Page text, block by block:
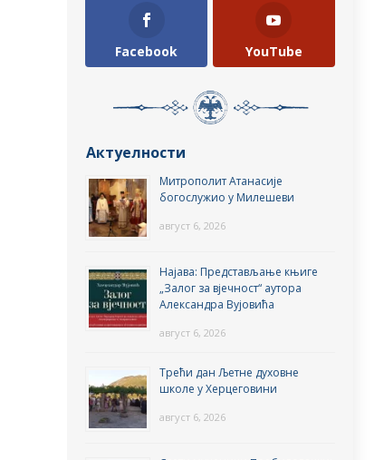
Facebook YouTube
Актуелности
Митрополит Атанасије
богослужио у Милешеви
август 6, 2026
Најава: Представљање књиге
„Залог за вјечност“ аутора
Александра Вујовића
август 6, 2026
Трећи дан Љетне духовне
школе у Херцеговини
август 6, 2026